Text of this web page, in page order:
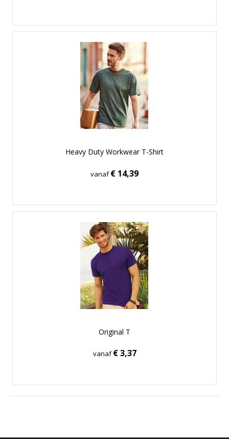
Heavy Duty Workwear T-Shirt
vanaf€ 14,39
Original T
vanaf€ 3,37